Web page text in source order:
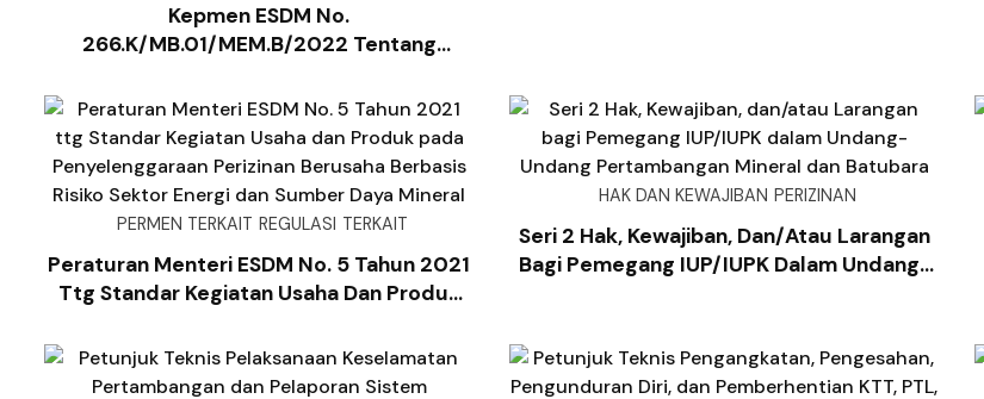
Kepmen ESDM No.
266.K/MB.01/MEM.B/2022 Tentang
Pemrosesan Perluasan Wilayah Izin Usaha
Pertambangan Dan Wilayah Izin Usaha
Pertambangan Khusus Dalam Rangka
Konservasi Mineral Dan Batubara
PERMEN TERKAIT REGULASI TERKAIT
Peraturan Menteri ESDM No. 5 Tahun 2021
Ttg Standar Kegiatan Usaha Dan Produk
Berbasis Risiko Sektor Energi Dan Sumber
Daya Mineral
HAK DAN KEWAJIBAN PERIZINAN
Seri 2 Hak, Kewajiban, Dan/atau Larangan
Bagi Pemegang IUP/IUPK Dalam Undang-